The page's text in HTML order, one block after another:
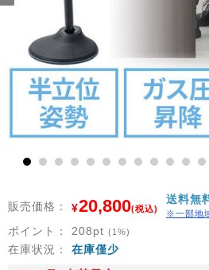
10 11
販売価格： ¥20,800(税込)
送料無
※一部地
ポイント： 208pt (1%)
在庫状況： 在庫僅少